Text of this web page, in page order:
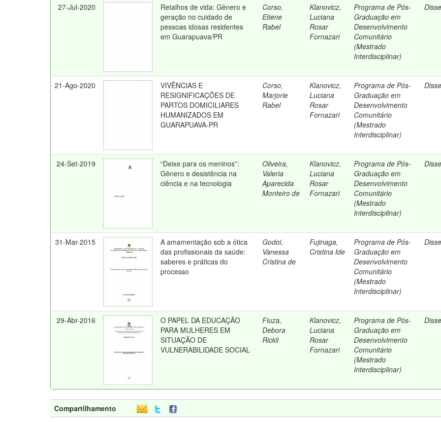
27-Jul-2020
Retalhos de vida: Gênero e
geração no cuidado de
pessoas idosas residentes
em Guarapuava/PR
Corso,
Etiene
Rabel
Klanovicz,
Luciana
Rosar
Fornazari
Programa de Pós-
Graduação em
Desenvolvimento
Comunitário
(Mestrado
Interdisciplinar)
21-Ago-2020
VIVÊNCIAS E
RESIGNIFICAÇÕES DE
PARTOS DOMICILIARES
HUMANIZADOS EM
GUARAPUAVA-PR
Corso,
Marjorie
Rabel
Klanovicz,
Luciana
Rosar
Fornazari
Programa de Pós-
Graduação em
Desenvolvimento
Comunitário
(Mestrado
Interdisciplinar)
24-Set-2019
“Deixe para os meninos”:
Gênero e desistência na
ciência e na tecnologia
Oliveira,
Valeria
Aparecida
Monteiro de
Klanovicz,
Luciana
Rosar
Fornazari
Programa de Pós-
Graduação em
Desenvolvimento
Comunitário
(Mestrado
Interdisciplinar)
31-Mar-2015
A amamentação sob a ótica
das profissionais da saúde:
saberes e práticas do
processo
Godoi,
Vanessa
Cristina de
Fujinaga,
Cristina Ide
Programa de Pós-
Graduação em
Desenvolvimento
Comunitário
(Mestrado
Interdisciplinar)
29-Abr-2016
O PAPEL DA EDUCAÇÃO
PARA MULHERES EM
SITUAÇÃO DE
VULNERABILIDADE SOCIAL
Fiuza,
Debora
Rickli
Klanovicz,
Luciana
Rosar
Fornazari
Programa de Pós-
Graduação em
Desenvolvimento
Comunitário
(Mestrado
Interdisciplinar)
Compartilhamento